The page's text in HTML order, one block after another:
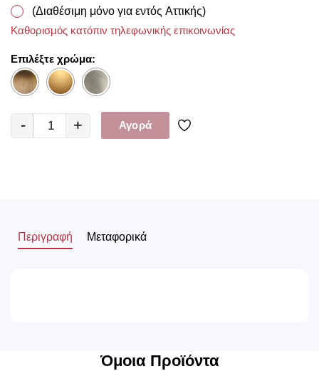
(Διαθέσιμη μόνο για εντός Αττικής)
Καθορισμός κατόπιν τηλεφωνικής επικοινωνίας
Επιλέξτε χρώμα:
- + Αγορά
Περιγραφή Μεταφορικά
Όμοια Προϊόντα